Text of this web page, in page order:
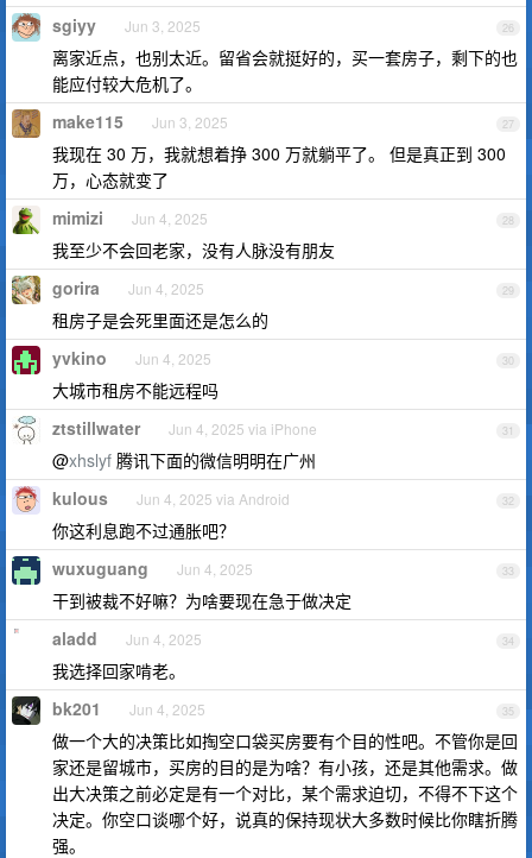
26
sgiyy Jun 3, 2025
离家近点，也别太近。留省会就挺好的，买一套房子，剩下的也
能应付较大危机了。
27
make115 Jun 3, 2025
我现在 30 万，我就想着挣 300 万就躺平了。 但是真正到 300
万，心态就变了
28
mimizi Jun 4, 2025
我至少不会回老家，没有人脉没有朋友
29
gorira Jun 4, 2025
租房子是会死里面还是怎么的
30
yvkino Jun 4, 2025
大城市租房不能远程吗
31
ztstillwater Jun 4, 2025 via iPhone
@xhslyf 腾讯下面的微信明明在广州
32
kulous Jun 4, 2025 via Android
你这利息跑不过通胀吧？
33
wuxuguang Jun 4, 2025
干到被裁不好嘛？为啥要现在急于做决定
34
aladd Jun 4, 2025
我选择回家啃老。
35
bk201 Jun 4, 2025
做一个大的决策比如掏空口袋买房要有个目的性吧。不管你是回
家还是留城市，买房的目的是为啥？有小孩，还是其他需求。做
出大决策之前必定是有一个对比，某个需求迫切，不得不下这个
决定。你空口谈哪个好，说真的保持现状大多数时候比你瞎折腾
强。